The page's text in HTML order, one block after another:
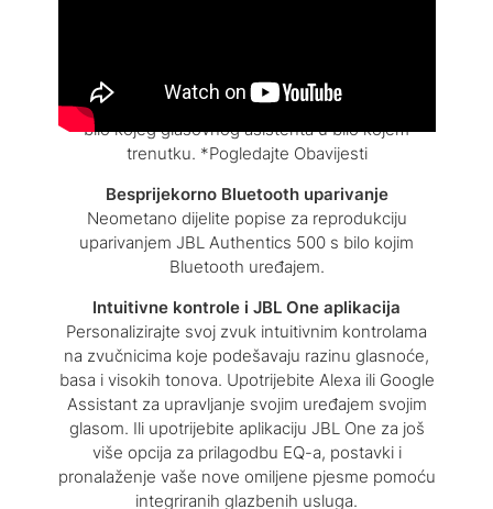
kućnih uređaja, reprodukciju s više servisa za
strujanje glazbe i dobivanje pomoći bez ruku od
bilo kojeg glasovnog asistenta u bilo kojem
trenutku. *Pogledajte Obavijesti
Besprijekorno Bluetooth uparivanje
Neometano dijelite popise za reprodukciju
uparivanjem JBL Authentics 500 s bilo kojim
Bluetooth uređajem.
Intuitivne kontrole i JBL One aplikacija
Personalizirajte svoj zvuk intuitivnim kontrolama
na zvučnicima koje podešavaju razinu glasnoće,
basa i visokih tonova. Upotrijebite Alexa ili Google
Assistant za upravljanje svojim uređajem svojim
glasom. Ili upotrijebite aplikaciju JBL One za još
više opcija za prilagodbu EQ-a, postavki i
pronalaženje vaše nove omiljene pjesme pomoću
integriranih glazbenih usluga.